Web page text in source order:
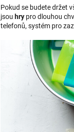
Pokud se budete držet
jsou hry pro dlouhou
telefonů, systém pro